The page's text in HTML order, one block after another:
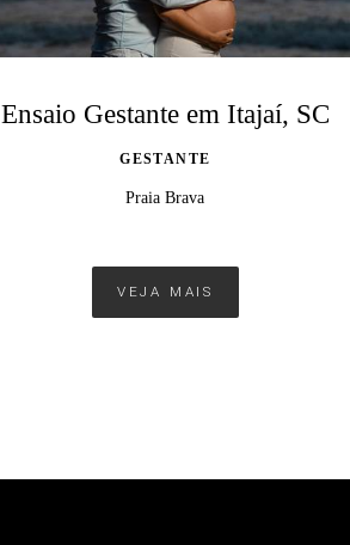
Ensaio Gestante em Itajaí, SC
GESTANTE
Praia Brava
VEJA MAIS